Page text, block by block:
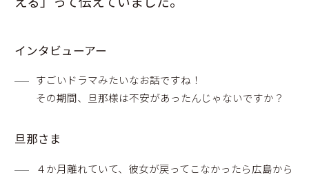
インタビューアー
すごいドラマみたいなお話ですね！
その期間、旦那様は不安があったんじゃないですか？
旦那さま
４か月離れていて、彼女が戻ってこなかったら広島から